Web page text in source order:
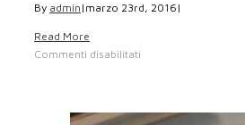
By admin | marzo 23rd, 2016 |
Read More
Commenti disabilitati